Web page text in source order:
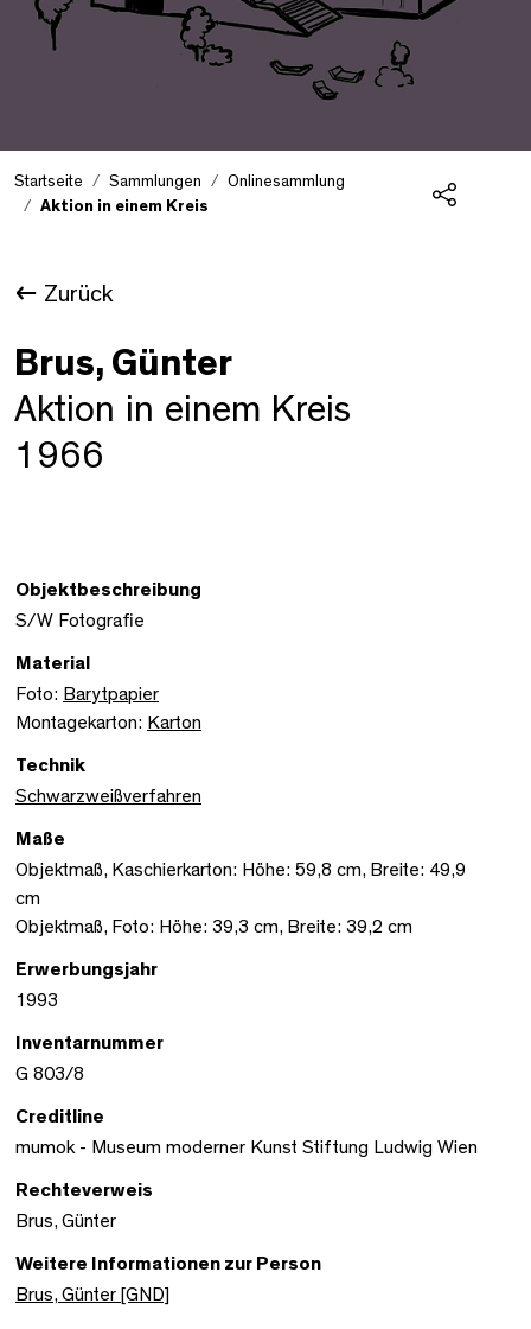
Startseite Sammlungen
Onlinesammlung
Aktion in einem Kreis
Zurück
Brus, Günter
Aktion in einem Kreis
1966
Objektbeschreibung
S/W Fotografie
Material
Foto: Barytpapier
Montagekarton: Karton
Technik
Schwarzweißverfahren
Maße
Objektmaß, Kaschierkarton: Höhe: 59,8 cm, Breite: 49,9
cm
Objektmaß, Foto: Höhe: 39,3 cm, Breite: 39,2 cm
Erwerbungsjahr
1993
Inventarnummer
G 803/8
Creditline
mumok - Museum moderner Kunst Stiftung Ludwig Wien
Rechteverweis
Brus, Günter
Weitere Informationen zur Person
Brus, Günter [GND]